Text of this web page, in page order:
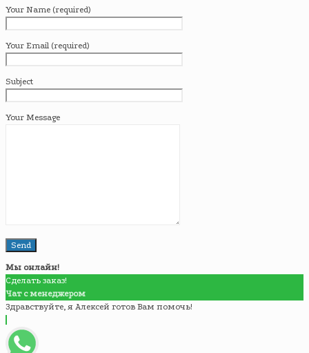
Your Name (required)
Your Email (required)
Subject
Your Message
Мы онлайн!
Сделать заказ!
Чат с менеджером
Здравствуйте, я Алексей готов Вам помочь!